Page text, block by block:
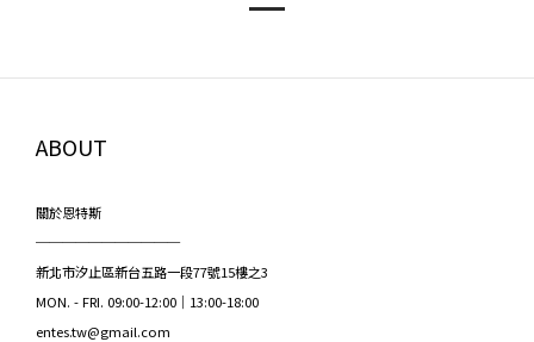
ABOUT
關於恩特斯
───────────
新北市汐止區新台五路一段77號15樓之3
MON. - FRI. 09:00-12:00｜13:00-18:00
entes.tw@gmail.com